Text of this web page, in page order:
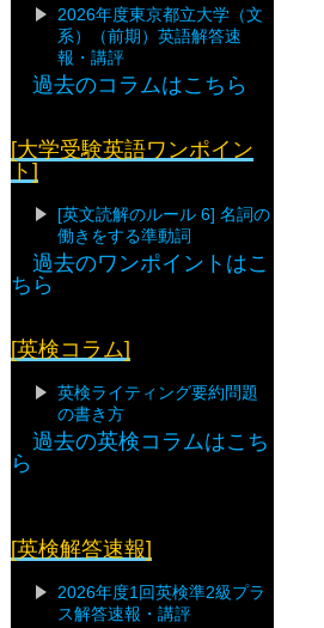
2026年度東京都立大学（文
系）（前期）英語解答速
報・講評
過去のコラムはこちら
[大学受験英語ワンポイン
ト]
[英文読解のルール 6] 名詞の
働きをする準動詞
過去のワンポイントはこ
ちら
[英検コラム]
英検ライティング要約問題
の書き方
過去の英検コラムはこち
ら
[英検解答速報]
2026年度1回英検準2級プラ
ス解答速報・講評